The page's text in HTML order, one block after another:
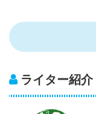
ライター紹介